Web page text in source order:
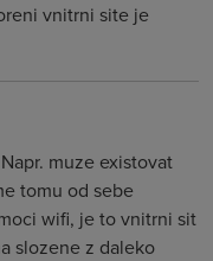
vnitrni site je
muze existovat
tomu od sebe
wifi, je to vnitrni sit
slozene z daleko